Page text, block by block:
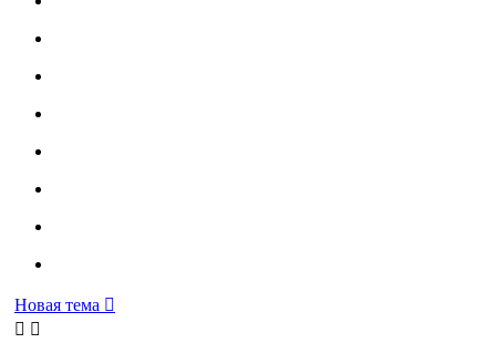
Новая тема